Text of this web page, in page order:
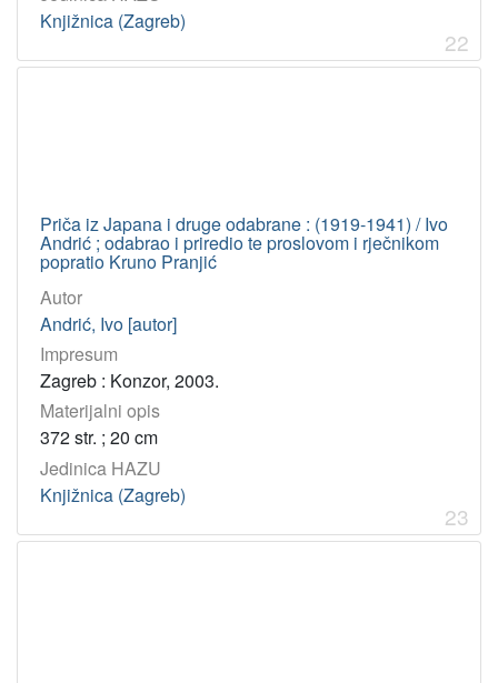
Knjižnica (Zagreb)
22
Priča iz Japana i druge odabrane : (1919-1941) / Ivo
Andrić ; odabrao i priredio te proslovom i rječnikom
popratio Kruno Pranjić
Autor
Andrić, Ivo [autor]
Impresum
Zagreb : Konzor, 2003.
Materijalni opis
372 str. ; 20 cm
Jedinica HAZU
Knjižnica (Zagreb)
23